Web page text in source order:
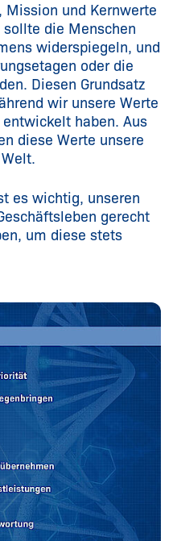
Mission und Kernwerte
die Menschen
widerspiegeln, und
oder die
Diesen Grundsatz
wir unsere Werte
haben. Aus
diese Werte unsere
es wichtig, unseren
gerecht
um diese stets